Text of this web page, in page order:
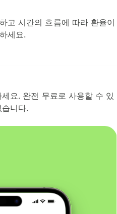
고 시간의 흐름에 따라 환율이
세요.
요. 완전 무료로 사용할 수 있
니다.